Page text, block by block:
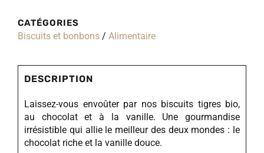
CATÉGORIES
Biscuits et bonbons / Alimentaire
DESCRIPTION
Laissez-vous envoûter par nos biscuits tigres bio,
au chocolat et à la vanille. Une gourmandise
irrésistible qui allie le meilleur des deux mondes : le
chocolat riche et la vanille douce.